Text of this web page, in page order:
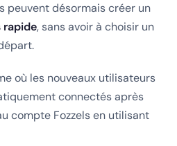
peuvent désormais créer un
rapide, sans avoir à choisir un
où les nouveaux utilisateurs
connectés après
compte Fozzels en utilisant